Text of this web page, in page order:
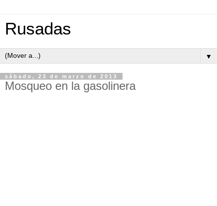
Rusadas
▼
sábado, 23 de marzo de 2013
Mosqueo en la gasolinera